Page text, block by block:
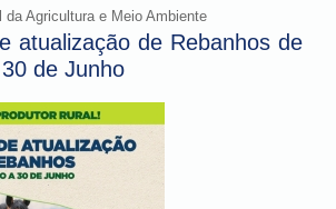
da Agricultura e Meio Ambiente
atualização de Rebanhos de
de Junho